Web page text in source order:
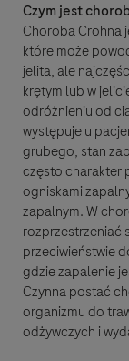
Czym jest
Choroba Crohna
które może
jelita, ale
krętym lub w
odróżnieniu od
występuje u
grubego, stan
często charakter
ogniskami
zapalnym. W
rozprzestrzeniać
przeciwieństwie
gdzie zapalenie
Czynna postać
organizmu do
odżywczych i
poprzez
internetowej
firmy Roche
informację o
internetowej
dodatkowych
na stronie
dotyczące
odpowiednich
lecznicze.